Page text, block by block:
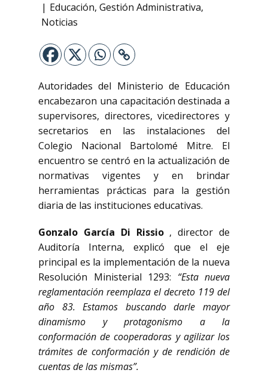
Educación, Gestión Administrativa,
Noticias
Autoridades del Ministerio de Educación
encabezaron una capacitación destinada a
supervisores, directores, vicedirectores y
secretarios en las instalaciones del
Colegio Nacional Bartolomé Mitre. El
encuentro se centró en la actualización de
normativas vigentes y en brindar
herramientas prácticas para la gestión
diaria de las instituciones educativas.
Gonzalo García Di Rissio , director de
Auditoría Interna, explicó que el eje
principal es la implementación de la nueva
Resolución Ministerial 1293: “Esta nueva
reglamentación reemplaza el decreto 119 del
año 83. Estamos buscando darle mayor
dinamismo y protagonismo a la
conformación de cooperadoras y agilizar los
trámites de conformación y de rendición de
cuentas de las mismas”.